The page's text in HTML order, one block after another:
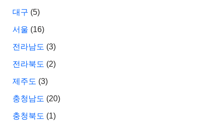
대구 (5)
서울 (16)
전라남도 (3)
전라북도 (2)
제주도 (3)
충청남도 (20)
충청북도 (1)